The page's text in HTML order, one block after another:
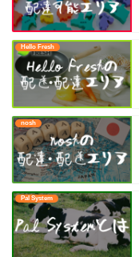
Hello Fresh
nosh
Pal System